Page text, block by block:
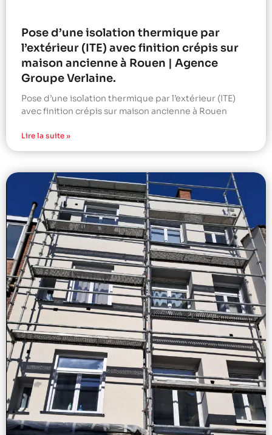
Pose d’une isolation thermique par
l’extérieur (ITE) avec finition crépis sur
maison ancienne à Rouen | Agence
Groupe Verlaine.
Pose d’une isolation thermique par l’extérieur (ITE)
avec finition crépis sur maison ancienne à Rouen
Lire la suite »